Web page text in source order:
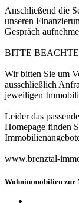
Anschließend die
unseren
Gespräch
BITTE
Wir bitten Sie um
ausschließlich
jeweiligen
Leider das
Homepage finden
www.brenztal-
Wohnimmobilien zur